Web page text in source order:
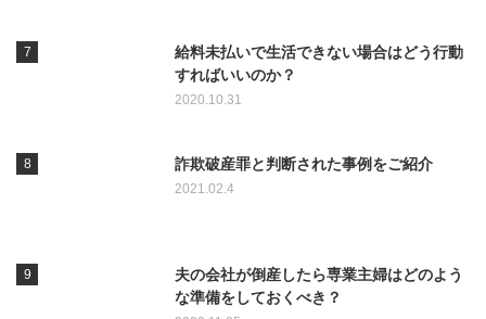
給料未払いで生活できない場合はどう行動
すればいいのか？
2020.10.31
詐欺破産罪と判断された事例をご紹介
2021.02.4
夫の会社が倒産したら専業主婦はどのよう
な準備をしておくべき？